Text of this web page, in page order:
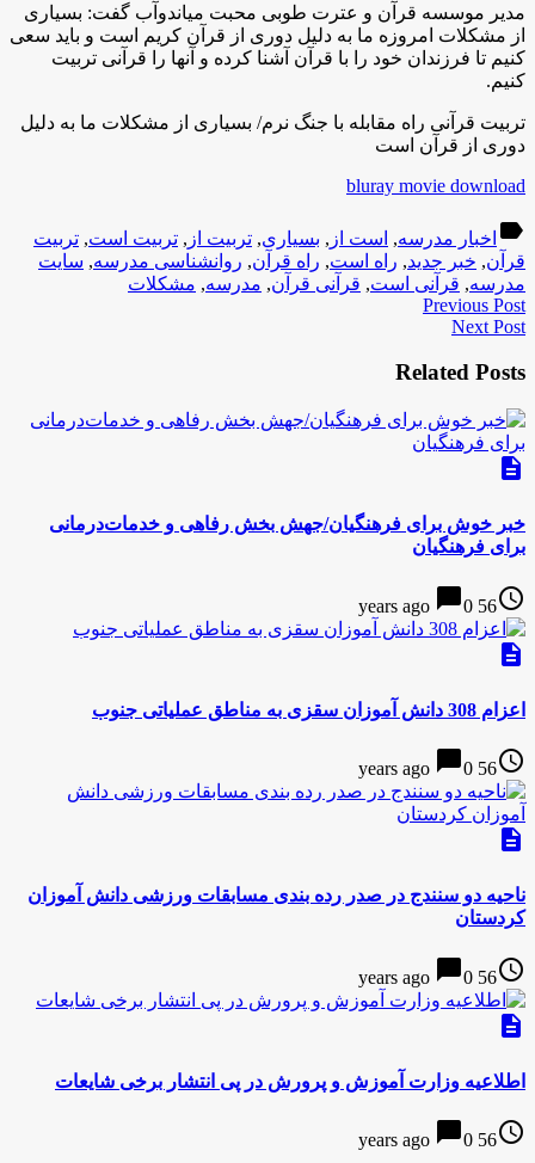
مدیر موسسه قرآن و عترت طوبی محبت میاندوآب گفت: بسیاری
از مشکلات امروزه ما به دلیل دوری از قرآن کریم است و باید سعی
کنیم تا فرزندان خود را با قرآن آشنا کرده و آنها را قرآنی تربیت
کنیم.
تربیت قرآنی راه مقابله با جنگ نرم/ بسیاری از مشکلات ما به دلیل
دوری از قرآن است
bluray movie download
label اخبار مدرسه, است از , بسیاری, تربیت از , تربیت است, تربیت
قرآن, خبر جدید, راه است, راه قرآن, روانشناسی مدرسه, سایت
مدرسه, قرآنی است, قرآنی قرآن, مدرسه, مشکلات
Previous Post
Next Post
Related Posts
description
خبر خوش برای فرهنگیان/جهش بخش رفاهی و خدمات‌درمانی
برای فرهنگیان
access_time
56 years ago
chat_bubble0
description
اعزام 308 دانش آموزان سقزی به مناطق عملیاتی جنوب
access_time
56 years ago
chat_bubble0
description
ناحیه دو سنندج در صدر رده بندی مسابقات ورزشی دانش آموزان
کردستان
access_time
56 years ago
chat_bubble0
description
اطلاعیه وزارت آموزش و پرورش در پی انتشار برخی شایعات
access_time
56 years ago
chat_bubble0